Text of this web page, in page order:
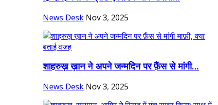
News Desk Nov 3, 2025
शाहरुख़ ख़ान ने अपने जन्मदिन पर फ़ैंस से मांगी...
News Desk Nov 3, 2025